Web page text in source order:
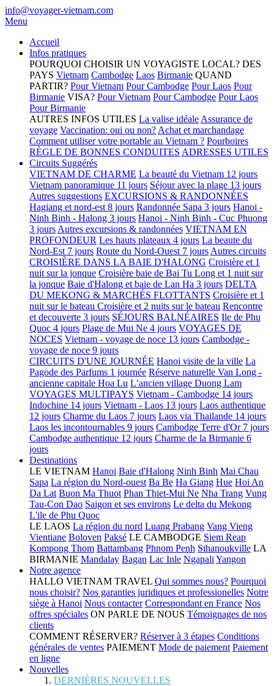
info@voyager-vietnam.com
Menu
Accueil
Infos pratiques
POURQUOI CHOISIR UN VOYAGISTE LOCAL? DES
PAYS Vietnam Cambodge Laos Birmanie QUAND
PARTIR? Pour Vietnam Pour Cambodge Pour Laos Pour
Birmanie VISA? Pour Vietnam Pour Cambodge Pour Laos
Pour Birmanie
AUTRES INFOS UTILES La valise idéale Assurance de
voyage Vaccination: oui ou non? Achat et marchandage
Comment utiliser votre portable au Vietnam ? Pourboires
RÈGLE DE BONNES CONDUITES ADRESSES UTILES
Circuits Suggérés
VIETNAM DE CHARME La beauté du Vietnam 12 jours
Vietnam panoramique 11 jours Séjour avec la plage 13 jours
Autres suggestions EXCURSIONS & RANDONNÉES
Hagiang et nord-est 8 jours Randonnée Sapa 3 jours Hanoi -
Ninh Binh - Halong 3 jours Hanoi - Ninh Binh - Cuc Phuong
3 jours Autres excursions & randonnées VIETNAM EN
PROFONDEUR Les hauts plateaux 4 jours La beaute du
Nord-Est 7 jours Route du Nord-Ouest 7 jours Autres circuits
CROISIÈRE DANS LA BAIE D'HALONG Croisière et 1
nuit sur la jonque Croisière baie de Bai Tu Long et 1 nuit sur
la jonque Baie d'Halong et baie de Lan Ha 3 jours DELTA
DU MEKONG & MARCHÉS FLOTTANTS Croisière et 1
nuit sur le bateau Croisière et 2 nuits sur le bateau Rencontre
et decouverte 3 jours SÉJOURS BALNÉAIRES Ile de Phu
Quoc 4 jours Plage de Mui Ne 4 jours VOYAGES DE
NOCES Vietnam - voyage de noce 13 jours Cambodge -
voyage de noce 9 jours
CIRCUITS D'UNE JOURNÉE Hanoi visite de la ville La
Pagode des Parfums 1 journée Réserve naturelle Van Long -
ancienne capitale Hoa Lu L’ancien village Duong Lam
VOYAGES MULTIPAYS Vietnam - Cambodge 14 jours
Indochine 14 jours Vietnam - Laos 13 jours Laos authentique
12 jours Charme du Laos 7 jours Laos via Thailande 14 jours
Laos les incontournables 9 jours Cambodge Terre d'Or 7 jours
Cambodge authentique 12 jours Charme de la Birmanie 6
jours
Destinations
LE VIETNAM Hanoi Baie d'Halong Ninh Binh Mai Chau
Sapa La région du Nord-ouest Ba Be Ha Giang Hue Hoi An
Da Lat Buon Ma Thuot Phan Thiet-Mui Ne Nha Trang Vung
Tau-Con Dao Saigon et ses environs Le delta du Mekong
L'ile de Phu Quoc
LE LAOS La région du nord Luang Prabang Vang Vieng
Vientiane Boloven Paksé LE CAMBODGE Siem Reap
Kompong Thom Battambang Phnom Penh Sihanoukville LA
BIRMANIE Mandalay Bagan Lac Inle Ngapali Yangon
Notre agence
HALLO VIETNAM TRAVEL Qui sommes nous? Pourquoi
nous choisir? Nos garanties juridiques et professionelles Notre
siège à Hanoi Nous contacter Correspondant en France Nos
offres spéciales ON PARLE DE NOUS Témoignages de nos
clients
COMMENT RÉSERVER? Réserver à 3 étapes Conditions
générales de ventes PAIEMENT Mode de paiement Paiement
en ligne
Nouvelles
DERNIÈRES NOUVELLES